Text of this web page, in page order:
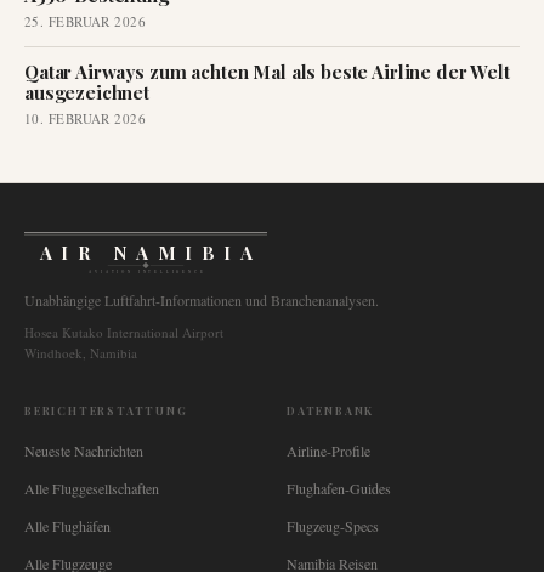
25. FEBRUAR 2026
Qatar Airways zum achten Mal als beste Airline der Welt
ausgezeichnet
10. FEBRUAR 2026
AIR NAMIBIA
AVIATION INTELLIGENCE
Unabhängige Luftfahrt-Informationen und Branchenanalysen.
Hosea Kutako International Airport
Windhoek, Namibia
BERICHTERSTATTUNG
Neueste Nachrichten
Alle Fluggesellschaften
Alle Flughäfen
Alle Flugzeuge
DATENBANK
Airline-Profile
Flughafen-Guides
Flugzeug-Specs
Namibia Reisen